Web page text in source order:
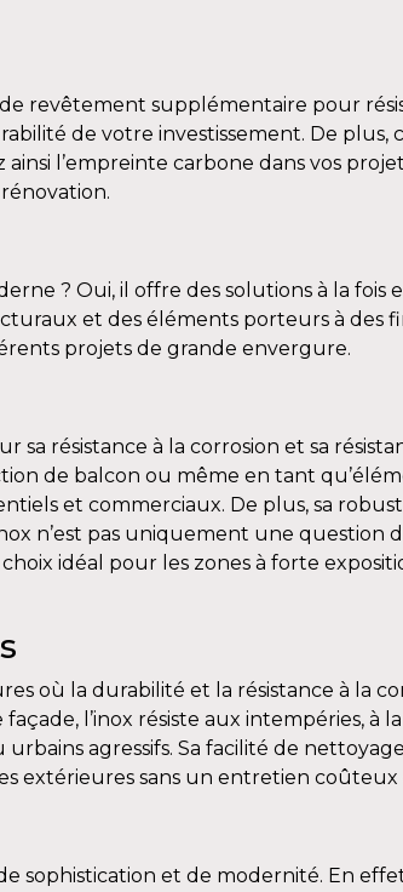
de revêtement supplémentaire pour
de votre investissement. De
l’empreinte carbone dans vos
? Oui, il offre des solutions à la
et des éléments porteurs à des
projets de grande envergure.
sa résistance à la corrosion et sa
de balcon ou même en tant
et commerciaux. De plus, sa
n’est pas uniquement une question
idéal pour les zones à forte
où la durabilité et la résistance à la
l’inox résiste aux intempéries, à
agressifs. Sa facilité de
extérieures sans un entretien
sophistication et de modernité. En